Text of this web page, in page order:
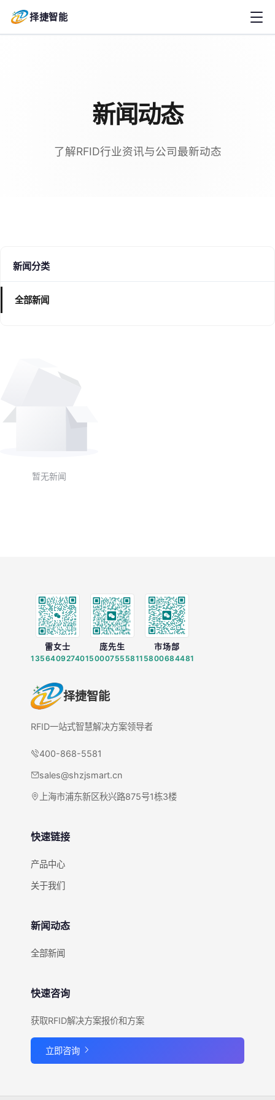
择捷智能
新闻动态
了解RFID行业资讯与公司最新动态
新闻分类
全部新闻
暂无新闻
雷女士
13564092740
庞先生
15000755581
市场部
15800684481
择捷智能
RFID一站式智慧解决方案领导者
400-868-5581
sales@shzjsmart.cn
上海市浦东新区秋兴路875号1栋3楼
快速链接
产品中心
关于我们
新闻动态
全部新闻
快速咨询
获取RFID解决方案报价和方案
立即咨询